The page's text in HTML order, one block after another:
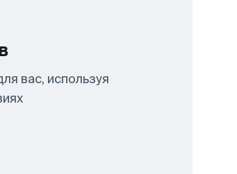
вас, используя